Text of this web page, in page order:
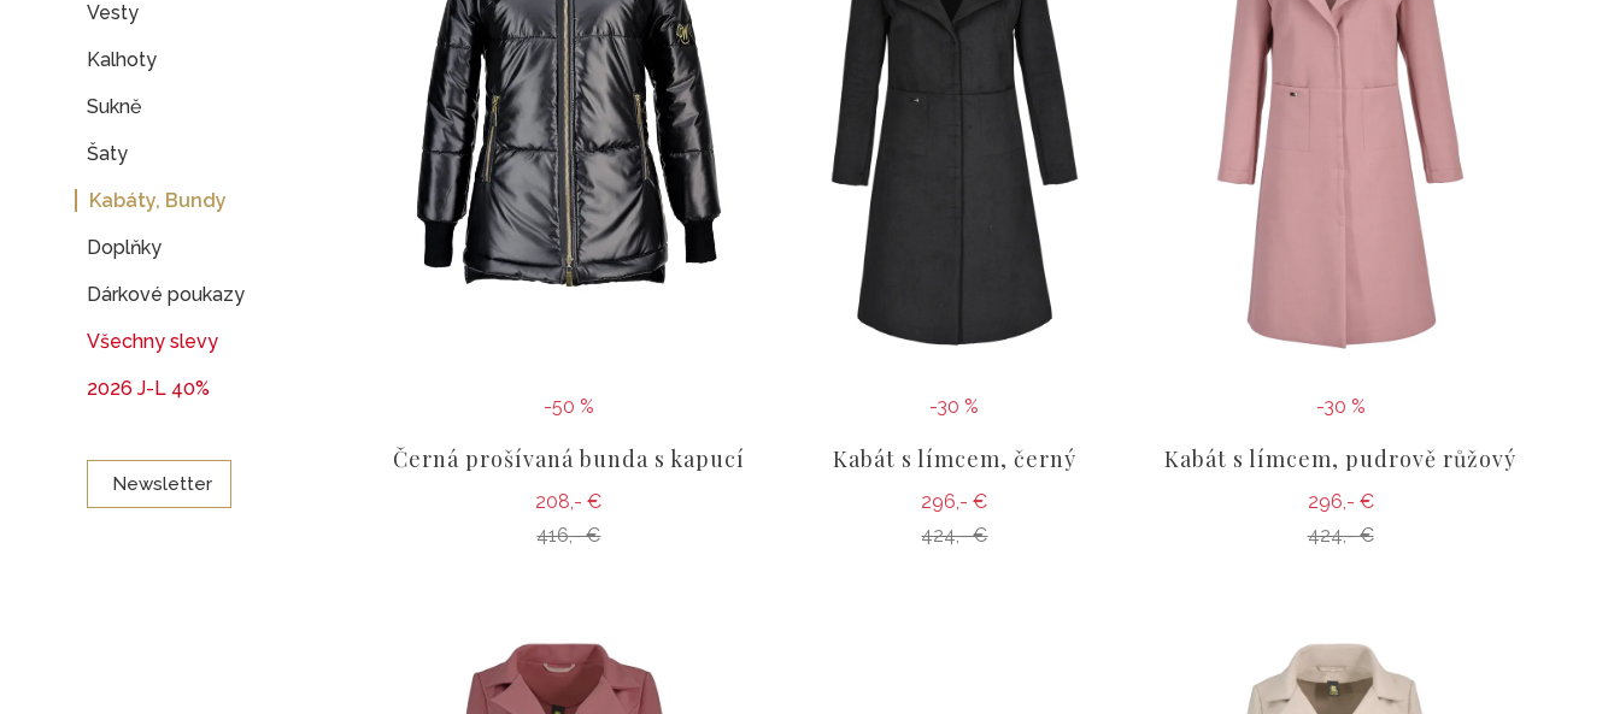
Vesty
Kalhoty
Sukně
Šaty
Kabáty, Bundy
Doplňky
Dárkové poukazy
Všechny slevy
2026 J-L 40%
Newsletter
-50 %
Černá prošívaná bunda s kapucí
208,- €
416,- €
-30 %
Kabát s límcem, černý
296,- €
424,- €
-30 %
Kabát s límcem, pudrově růžový
296,- €
424,- €